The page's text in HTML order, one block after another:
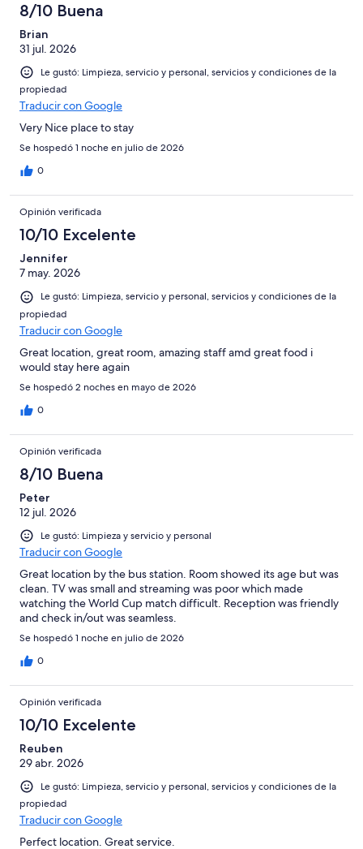
8/10 Buena
Brian
31 jul. 2026
Le gustó: Limpieza, servicio y personal, servicios y condiciones de la
propiedad
Traducir con Google
Very Nice place to stay
Se hospedó 1 noche en julio de 2026
0
Opinión verificada
10/10 Excelente
Jennifer
7 may. 2026
Le gustó: Limpieza, servicio y personal, servicios y condiciones de la
propiedad
Traducir con Google
Great location, great room, amazing staff amd great food i
would stay here again
Se hospedó 2 noches en mayo de 2026
0
Opinión verificada
8/10 Buena
Peter
12 jul. 2026
Le gustó: Limpieza y servicio y personal
Traducir con Google
Great location by the bus station. Room showed its age but was
clean. TV was small and streaming was poor which made
watching the World Cup match difficult. Reception was friendly
and check in/out was seamless.
Se hospedó 1 noche en julio de 2026
0
Opinión verificada
10/10 Excelente
Reuben
29 abr. 2026
Le gustó: Limpieza, servicio y personal, servicios y condiciones de la
propiedad
Traducir con Google
Perfect location. Great service.